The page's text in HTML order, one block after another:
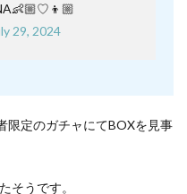
29, 2024
限定のガチャにてBOXを見事
そうです。